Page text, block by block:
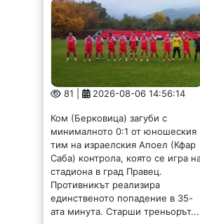
81 | 2026-08-06 14:56:14
Ком (Берковица) загуби с
минималното 0:1 от юношеския
тим на израелския Апоел (Кфар
Саба) контрола, която се игра на
стадиона в град Правец.
Противникът реализира
единственото попадение в 35-
ата минута. Старши треньорът...